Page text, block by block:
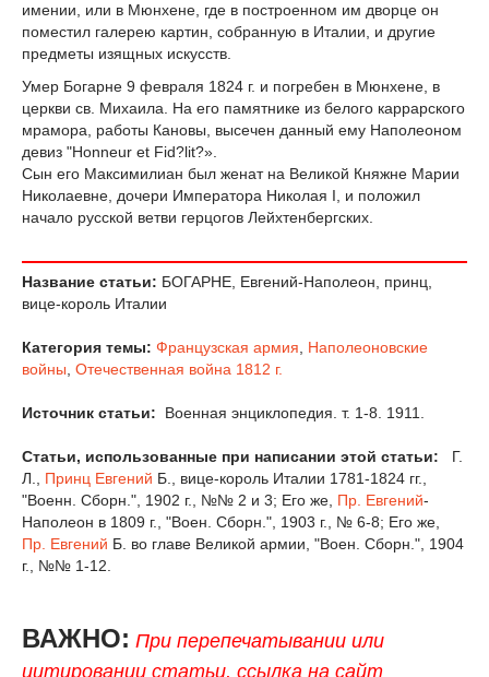
имении, или в Мюнхене, где в построенном им дворце он
поместил галерею картин, собранную в Италии, и другие
предметы изящных искусств.
Умер Богарне 9 февраля 1824 г. и погребен в Мюнхене, в
церкви св. Михаила. На его памятнике из белого каррарского
мрамора, работы Кановы, высечен данный ему Наполеоном
девиз "Honneur et Fid?lit?».
Сын его Максимилиан был женат на Великой Княжне Марии
Николаевне, дочери Императора Николая I, и положил
начало русской ветви герцогов Лейхтенбергских.
Название статьи: БОГАРНЕ, Евгений-Наполеон, принц,
вице-король Италии
Категория темы: Французская армия
Наполеоновские
войны Отечественная война 1812 г.
Источник статьи: Военная энциклопедия. т. 1-8. 1911.
Статьи, использованные при написании этой статьи:
Г.
Л., Принц Евгений Б., вице-король Италии 1781-1824 гг.,
"Военн. Сборн.", 1902 г., №№ 2 и 3; Его же, Пр. Евгений-
Наполеон в 1809 г., "Воен. Сборн.", 1903 г., № 6-8; Его же,
Пр. Евгений Б. во главе Великой армии, "Воен. Сборн.", 1904
г., №№ 1-12.
ВАЖНО: При перепечатывании или
цитировании статьи, ссылка на сайт